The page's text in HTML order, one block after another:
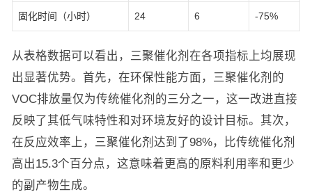
固化时间（小时） 24 6 -75%
从表格数据可以看出，三聚催化剂在各项指标上均展现
出显著优势。首先，在环保性能方面，三聚催化剂的
VOC排放量仅为传统催化剂的三分之一，这一改进直接
反映了其低气味特性和对环境友好的设计目标。其次，
在反应效率上，三聚催化剂达到了98%，比传统催化剂
高出15.3个百分点，这意味着更高的原料利用率和更少
的副产物生成。